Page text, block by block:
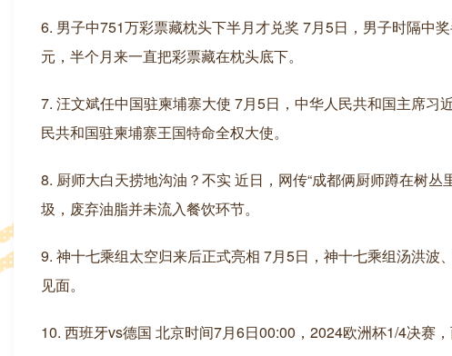
6. 男子中751万彩票藏枕头下半月才兑奖 7月5日，男子时隔中
元，半个月来一直把彩票藏在枕头底下。
7. 汪文斌任中国驻柬埔寨大使 7月5日，中华人民共和国主席
民共和国驻柬埔寨王国特命全权大使。
8. 厨师大白天捞地沟油？不实 近日，网传“成都俩厨师蹲在树
圾，废弃油脂并未流入餐饮环节。
9. 神十七乘组太空归来后正式亮相 7月5日，神十七乘组汤洪
见面。
10. 西班牙vs德国 北京时间7月6日00:00，2024欧洲杯1/4决赛，